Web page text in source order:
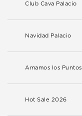
Club Cava Palacio
Navidad Palacio
Amamos los Puntos
Hot Sale 2026